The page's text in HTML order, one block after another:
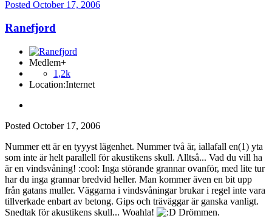
Posted October 17, 2006
Ranefjord
Medlem+
1,2k
Location:Internet
Posted October 17, 2006
Nummer ett är en tyyyst lägenhet. Nummer två är, iallafall en(1) yta
som inte är helt parallell för akustikens skull. Alltså... Vad du vill ha
är en vindsvåning! :cool: Inga störande grannar ovanför, med lite tur
har du inga grannar bredvid heller. Man kommer även en bit upp
från gatans muller. Väggarna i vindsvåningar brukar i regel inte vara
tillverkade enbart av betong. Gips och träväggar är ganska vanligt.
Snedtak för akustikens skull... Woahla!
Drömmen.